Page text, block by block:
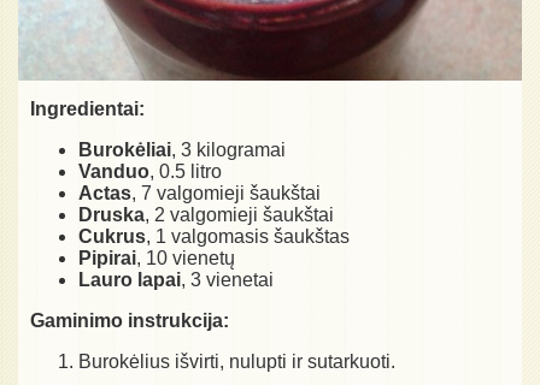
Ingredientai:
Burokėliai, 3 kilogramai
Vanduo, 0.5 litro
Actas, 7 valgomieji šaukštai
Druska, 2 valgomieji šaukštai
Cukrus, 1 valgomasis šaukštas
Pipirai, 10 vienetų
Lauro lapai, 3 vienetai
Gaminimo instrukcija:
Burokėlius išvirti, nulupti ir sutarkuoti.